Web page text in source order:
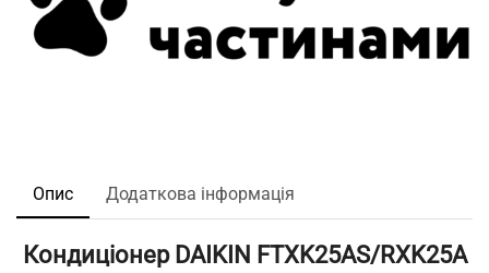
Опис Додаткова інформація
Кондиціонер DAIKIN FTXK25AS/RXK25A